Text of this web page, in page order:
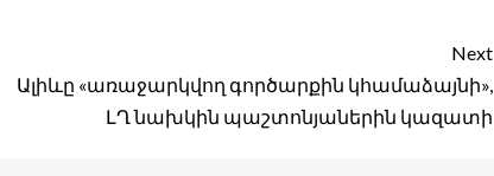
Next
Ալիևը «առաջարկվող գործարքին կհամաձայնի»,
ԼՂ նախկին պաշտոնյաներին կազատի